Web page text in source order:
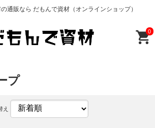
通販なら だもんで資材（オンラインショップ）
0
プ
え